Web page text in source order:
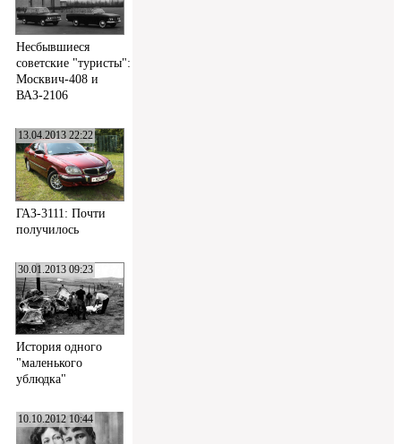
Несбывшиеся
советские "туристы":
Москвич-408 и
ВАЗ-2106
13.04.2013 22:22
ГАЗ-3111: Почти
получилось
30.01.2013 09:23
История одного
"маленького
ублюдка"
10.10.2012 10:44